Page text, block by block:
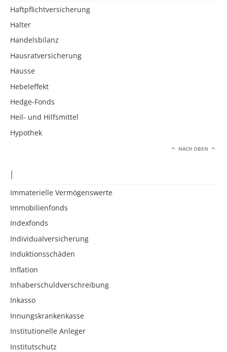
Haftpflichtversicherung
Halter
Handelsbilanz
Hausratversicherung
Hausse
Hebeleffekt
Hedge-Fonds
Heil- und Hilfsmittel
Hypothek
NACH OBEN
I
Immaterielle Vermögenswerte
Immobilienfonds
Indexfonds
Individualversicherung
Induktionsschäden
Inflation
Inhaberschuldverschreibung
Inkasso
Innungskrankenkasse
Institutionelle Anleger
Institutschutz